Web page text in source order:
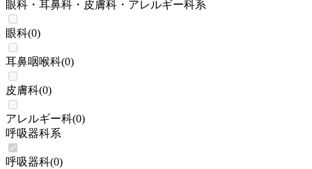
眼科・耳鼻科・皮膚科・アレルギー科系
眼科(0)
耳鼻咽喉科(0)
皮膚科(0)
アレルギー科(0)
呼吸器科系
呼吸器科(0)